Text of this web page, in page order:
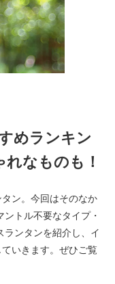
めランキン
なものも！
ン。今回はそのなか
トル不要なタイプ・
ランタンを紹介し、イ
いきます。ぜひご覧